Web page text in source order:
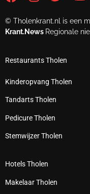
© Tholenkrant.nl is een
Krant.News Regionale
Restaurants Tholen
Kinderopvang Tholen
Tandarts Tholen
Pedicure Tholen
Stemwijzer Tholen
Hotels Tholen
Makelaar Tholen